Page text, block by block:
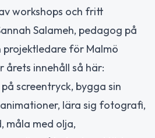
workshops och fritt
Salameh, pedagog på
projektledare för Malmö
årets innehåll så här:
screentryck, bygga sin
lära sig fotografi,
måla med olja,